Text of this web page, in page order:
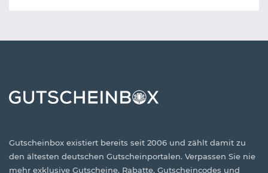
Gutscheinbox existiert bereits seit 2006 und zählt damit zu
den ältesten deutschen Gutscheinportalen. Verpassen Sie nie
mehr exklusive Gutscheine, Rabatte, Gutscheincodes und